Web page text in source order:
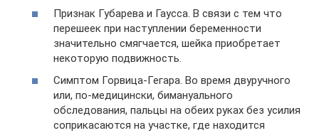
Признак Губарева и Гаусса. В связи с тем что
перешеек при наступлении беременности
значительно смягчается, шейка приобретает
некоторую подвижность.
Симптом Горвица-Гегара. Во время двуручного
или, по-медицински, бимануального
обследования, пальцы на обеих руках без усилия
соприкасаются на участке, где находится